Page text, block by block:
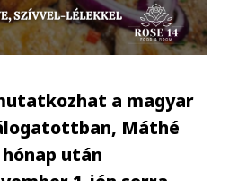
a magyar
Máthé
után